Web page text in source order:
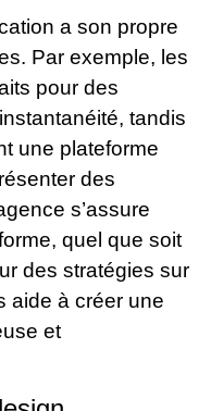
a son propre
Par exemple, les
pour des
tandis
une plateforme
des
s’assure
quel que soit
des stratégies sur
aide à créer une
et